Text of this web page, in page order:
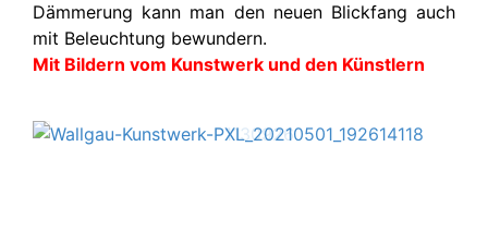
Dämmerung kann man den neuen Blickfang auch
mit Beleuchtung bewundern.
Mit Bildern vom Kunstwerk und den Künstlern